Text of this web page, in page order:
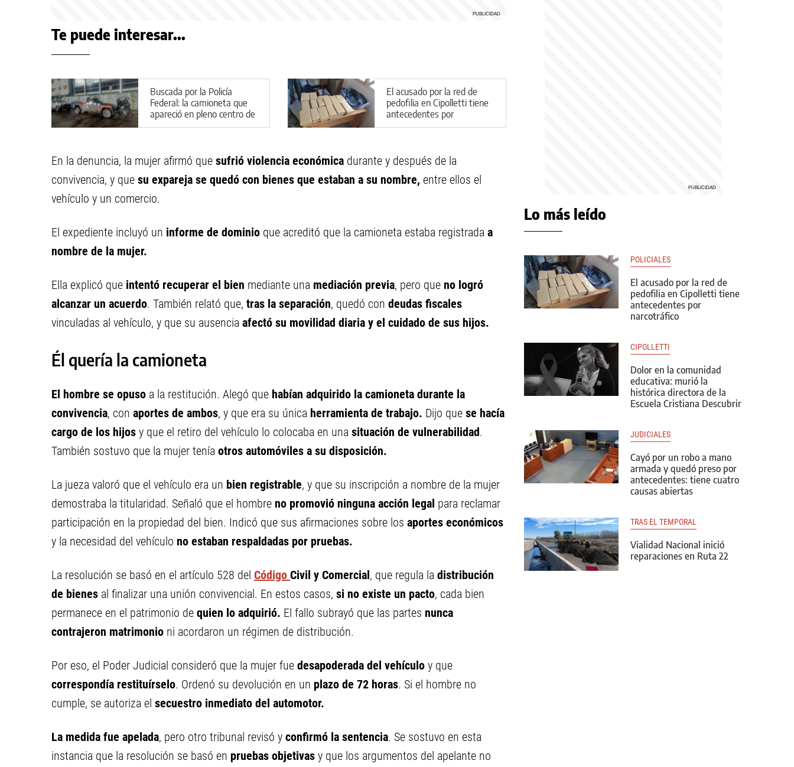
Te puede interesar...
Buscada por la Policía
Federal: la camioneta que
apareció en pleno centro de
Cipolletti
El acusado por la red de
pedofilia en Cipolletti tiene
antecedentes por
narcotráfico
En la denuncia, la mujer afirmó que sufrió violencia económica durante y después de la
convivencia, y que su expareja se quedó con bienes que estaban a su nombre, entre ellos el
vehículo y un comercio.
El expediente incluyó un informe de dominio que acreditó que la camioneta estaba registrada a
nombre de la mujer.
Ella explicó que intentó recuperar el bien mediante una mediación previa, pero que no logró
alcanzar un acuerdo. También relató que, tras la separación, quedó con deudas fiscales
vinculadas al vehículo, y que su ausencia afectó su movilidad diaria y el cuidado de sus hijos.
Él quería la camioneta
El hombre se opuso a la restitución. Alegó que habían adquirido la camioneta durante la
convivencia, con aportes de ambos, y que era su única herramienta de trabajo. Dijo que se hacía
cargo de los hijos y que el retiro del vehículo lo colocaba en una situación de vulnerabilidad.
También sostuvo que la mujer tenía otros automóviles a su disposición.
La jueza valoró que el vehículo era un bien registrable, y que su inscripción a nombre de la mujer
demostraba la titularidad. Señaló que el hombre no promovió ninguna acción legal para reclamar
participación en la propiedad del bien. Indicó que sus afirmaciones sobre los aportes económicos
y la necesidad del vehículo no estaban respaldadas por pruebas.
La resolución se basó en el artículo 528 del Código Civil y Comercial, que regula la distribución
de bienes al finalizar una unión convivencial. En estos casos, si no existe un pacto, cada bien
permanece en el patrimonio de quien lo adquirió. El fallo subrayó que las partes nunca
contrajeron matrimonio ni acordaron un régimen de distribución.
Por eso, el Poder Judicial consideró que la mujer fue desapoderada del vehículo y que
correspondía restituírselo. Ordenó su devolución en un plazo de 72 horas. Si el hombre no
cumple, se autoriza el secuestro inmediato del automotor.
La medida fue apelada, pero otro tribunal revisó y confirmó la sentencia. Se sostuvo en esta
instancia que la resolución se basó en pruebas objetivas y que los argumentos del apelante no
Lo más leído
POLICIALES
El acusado por la red de
pedofilia en Cipolletti tiene
antecedentes por
narcotráfico
CIPOLLETTI
Dolor en la comunidad
educativa: murió la
histórica directora de la
Escuela Cristiana Descubrir
JUDICIALES
Cayó por un robo a mano
armada y quedó preso por
antecedentes: tiene cuatro
causas abiertas
TRAS EL TEMPORAL
Vialidad Nacional inició
reparaciones en Ruta 22